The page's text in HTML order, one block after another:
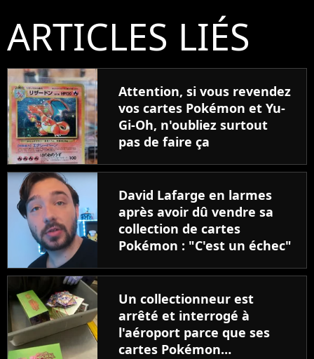
ARTICLES LIÉS
Attention, si vous revendez
vos cartes Pokémon et Yu-
Gi-Oh, n'oubliez surtout
pas de faire ça
David Lafarge en larmes
après avoir dû vendre sa
collection de cartes
Pokémon : "C'est un échec"
Un collectionneur est
arrêté et interrogé à
l'aéroport parce que ses
cartes Pokémon